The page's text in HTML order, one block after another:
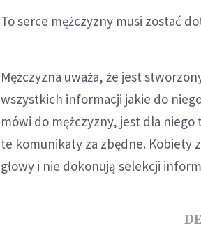
To serce mężczyzny musi zostać
Mężczyzna uważa, że jest
wszystkich informacji jakie do
mówi do mężczyzny, jest dla
te komunikaty za zbędne. Kobiety
głowy i nie dokonują selekcji